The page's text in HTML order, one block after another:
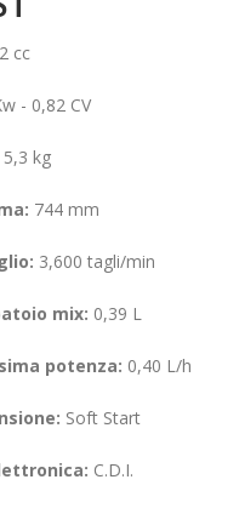
cc
- 0,82 CV
5,3 kg
744 mm
3,600 tagli/min
mix: 0,39 L
potenza: 0,40 L/h
Soft Start
C.D.I.